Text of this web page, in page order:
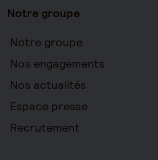
Notre groupe
Notre groupe
Nos engagements
Nos actualités
Espace presse
Recrutement